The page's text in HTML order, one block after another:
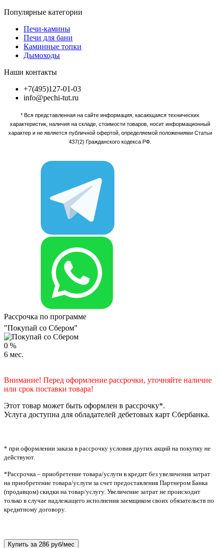
Популярные категории
Печи-камины
Печи для бани
Каминные топки
Дымоходы
Наши контакты
+7(495)127-01-03
info@pechi-tut.ru
* Вся представленная на сайте информация, касающаяся технических
характеристик, наличия на складе, стоимости товаров, носит информационный
характер и не является публичной офертой, определяемой положениями Статьи
437(2) Гражданского кодекса РФ.
Рассрочка по программе
"Покупай со Сбером"
0 %
6 мес.
Внимание! Перед оформление рассрочки, уточняйте наличие
или срок поставки товара!
Этот товар может быть оформлен в рассрочку*.
Услуга доступна для обладателей дебетовых карт Сбербанка.
* при оформлении заказа в рассрочку условия других акций на покупку не
действуют.
*Рассрочка – приобретение товара/услуги в кредит без увеличения затрат
на приобретение товара/услуги за счет предоставления Партнером Банка
(продавцом) скидки на товар/услугу. Увеличение затрат не происходит
только в случае надлежащего исполнения заемщиком своих обязательств по
кредитному договору.
Купить за 286 руб/мес